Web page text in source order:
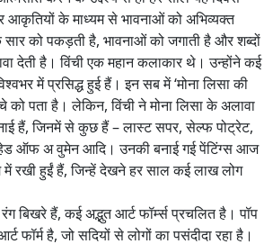
आकृतियों के माध्यम से भावनाओं को अभिव्यक्त
को पकड़ती है, भावनाओं को जगाती है और शब्दों
देती है। विंची एक महान कलाकार थे। उन्होंने कई
में प्रसिद्ध हुई हैं। इन सब में ‘मोना लिसा की
को पता है। लेकिन, विंची ने मोना लिसा के अलावा
हैं, जिनमें से कुछ हैं – लास्ट सपर, सेल्फ पोट्रेट,
ऑफ अ वुमेन आदि। उनकी बनाई गई पेंटिंग्स आज
में रखी हुईं हैं, जिन्हें देखने हर साल कई लाख लोग
बिखरे हैं, कई अद्भुत आर्ट फॉर्म्स प्रचलित है। पॉप
फॉर्म है, जो सदियों से लोगों का पसंदीदा रहा है।